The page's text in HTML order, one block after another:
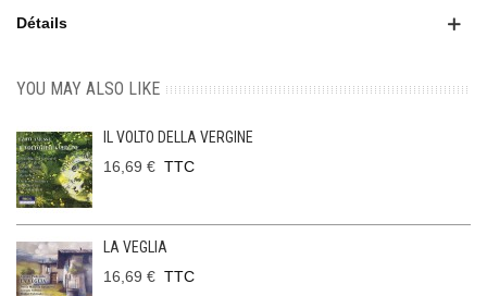
Détails
YOU MAY ALSO LIKE
IL VOLTO DELLA VERGINE
16,69 € TTC
LA VEGLIA
16,69 € TTC